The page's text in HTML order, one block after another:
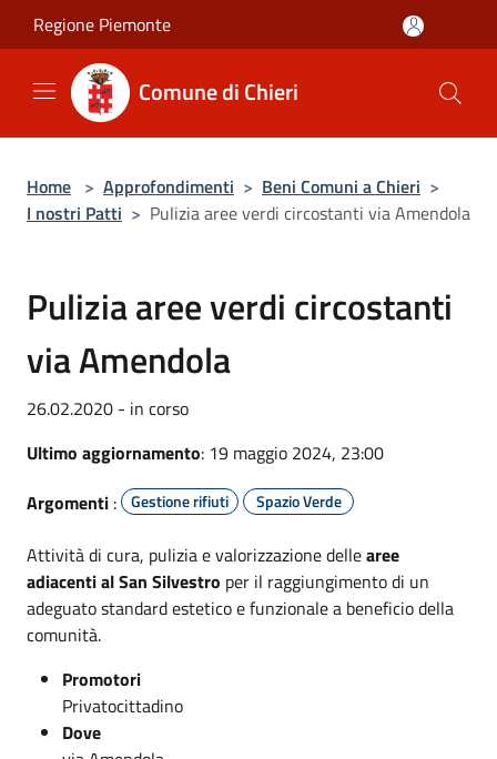
Salta al contenuto principale
Regione Piemonte
Comune di Chieri
Home > Approfondimenti > Beni Comuni a Chieri >
I nostri Patti > Pulizia aree verdi circostanti via Amendola
Pulizia aree verdi circostanti
via Amendola
26.02.2020 - in corso
Ultimo aggiornamento: 19 maggio 2024, 23:00
Argomenti : Gestione rifiuti Spazio Verde
Attività di cura, pulizia e valorizzazione dellearee
adiacenti al San Silvestro per il raggiungimento di un
adeguato standard estetico e funzionale a beneficio della
comunità.
Promotori
Privatocittadino
Dove